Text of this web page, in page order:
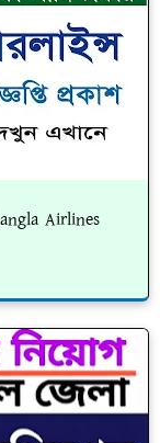
Airlines